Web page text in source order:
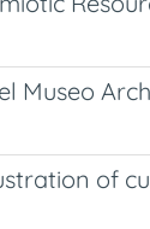
Museo
of